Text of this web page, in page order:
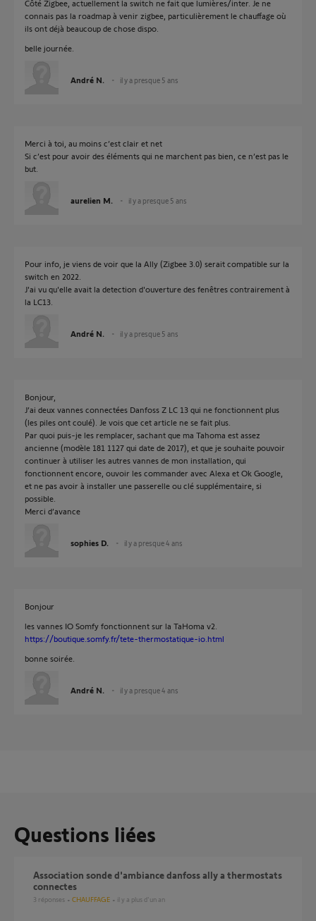
Côté Zigbee, actuellement la switch ne fait que lumières/inter. Je ne
connais pas la roadmap à venir zigbee, particulièrement le chauffage où
ils ont déjà beaucoup de chose dispo.
belle journée.
André N. il y a presque 5 ans
Merci à toi, au moins c’est clair et net
Si c’est pour avoir des éléments qui ne marchent pas bien, ce n’est pas le
but.
aurelien M. il y a presque 5 ans
Pour info, je viens de voir que la Ally (Zigbee 3.0) serait compatible sur la
switch en 2022.
J'ai vu qu'elle avait la detection d'ouverture des fenêtres contrairement à
la LC13.
André N. il y a presque 5 ans
Bonjour,
J’ai deux vannes connectées Danfoss Z LC 13 qui ne fonctionnent plus
(les piles ont coulé). Je vois que cet article ne se fait plus.
Par quoi puis-je les remplacer, sachant que ma Tahoma est assez
ancienne (modèle 181 1127 qui date de 2017), et que je souhaite pouvoir
continuer à utiliser les autres vannes de mon installation, qui
fonctionnent encore, ouvoir les commander avec Alexa et Ok Google,
et ne pas avoir à installer une passerelle ou clé supplémentaire, si
possible.
Merci d’avance
sophies D. il y a presque 4 ans
Bonjour
les vannes IO Somfy fonctionnent sur la TaHoma v2.
https://boutique.somfy.fr/tete-thermostatique-io.html
bonne soirée.
André N. il y a presque 4 ans
Questions liées
Association sonde d'ambiance danfoss ally a thermostats
connectes
3 réponses CHAUFFAGE il y a plus d'un an